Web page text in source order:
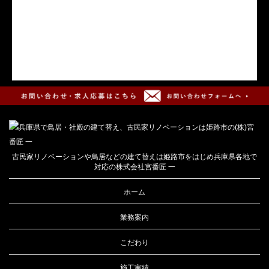
古民家リノベーションや鳥居などの建て替えは姫路市をはじめ兵庫県各地で
対応の株式会社宮番匠 一
ホーム
業務案内
こだわり